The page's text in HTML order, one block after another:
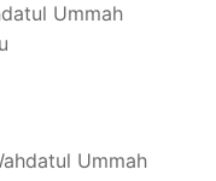
Ummah
Ummah